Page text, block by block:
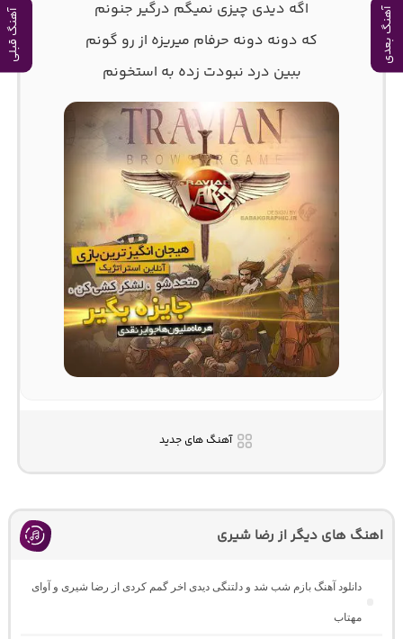
آهنگ بعدی آهنگ قبلی
اگه دیدی چیزی نمیگم درگیر جنونم
که دونه دونه حرفام میریزه از رو گونم
ببین درد نبودت زده به استخونم
آهنگ های جدید
اهنگ های دیگر از رضا شیری
دانلود آهنگ بازم شب شد و دلتنگی دیدی اخر گمم کردی از رضا شیری و آوای
مهتاب